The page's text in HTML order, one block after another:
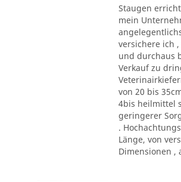
Staugen
mein
versichere ich
und durchaus
Verkauf zu
von 20 bis
4bis heilmittel
geringerer
.
Länge, von
Dimensionen ,